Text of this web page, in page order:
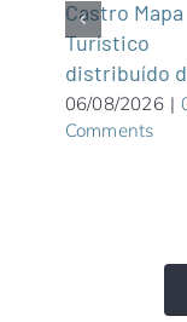
Castro Mapa
Turístico
distribuído
06/08/2026 |
Comments